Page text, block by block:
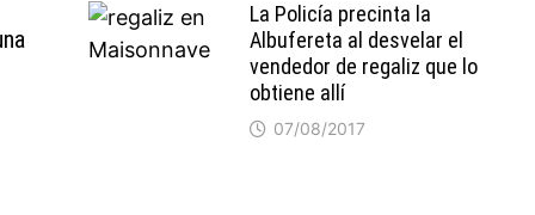
La Policía precinta la
Albufereta al desvelar el
vendedor de regaliz que lo
obtiene allí
07/08/2017